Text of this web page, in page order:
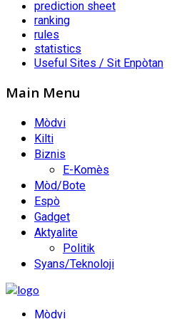
prediction sheet
ranking
rules
statistics
Useful Sites / Sit Enpòtan
Main Menu
Mòdvi
Kilti
Biznis
E-Komès
Mòd/Bote
Espò
Gadget
Aktyalite
Politik
Syans/Teknoloji
Mòdvi